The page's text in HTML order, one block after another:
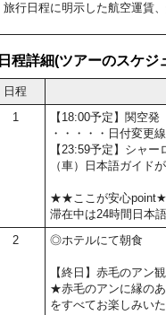
旅行日程に明示した航空運賃
日程詳細(ツアーのスケジ
日程
1
【18:00予定】関空
・・・・・日付変更
【23:59予定】シャ
（車）日本語ガイド
★★ここが安心
滞在中は24時間日本語
2 ◎ホテルにて朝食
【終日】赤毛のアン
★赤毛のアンに縁の
をすべてお楽しみいた